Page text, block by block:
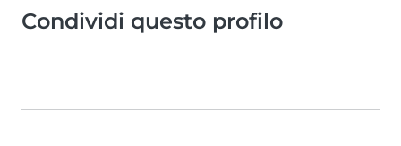
Condividi questo profilo